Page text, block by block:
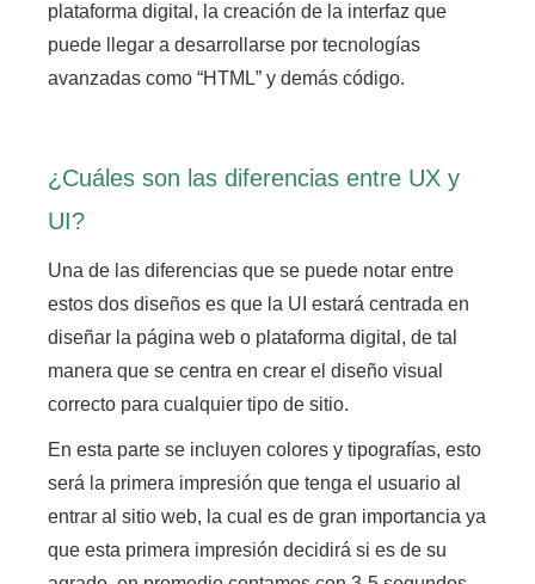
plataforma digital, la creación de la interfaz que
puede llegar a desarrollarse por tecnologías
avanzadas como “HTML” y demás código.
¿Cuáles son las diferencias entre UX y
UI?
Una de las diferencias que se puede notar entre
estos dos diseños es que la UI estará centrada en
diseñar la página web o plataforma digital, de tal
manera que se centra en crear el diseño visual
correcto para cualquier tipo de sitio.
En esta parte se incluyen colores y tipografías, esto
será la primera impresión que tenga el usuario al
entrar al sitio web, la cual es de gran importancia ya
que esta primera impresión decidirá si es de su